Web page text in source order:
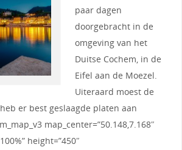
paar dagen
doorgebracht in de
omgeving van het
Duitse Cochem, in de
Eifel aan de Moezel.
Uiteraard moest de
er best geslaagde platen aan
map_center=”50.148,7.168″
height=”450″